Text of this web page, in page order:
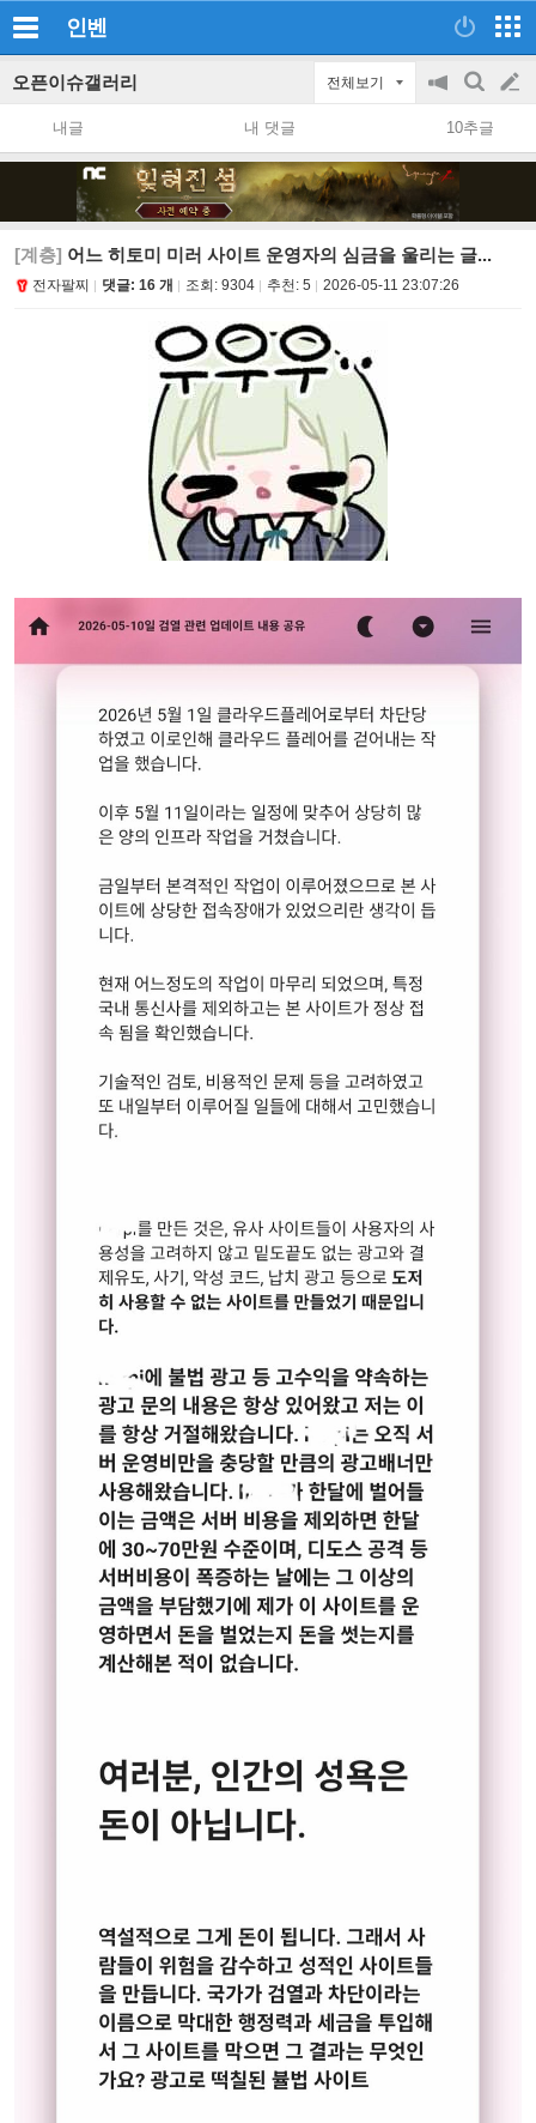
인벤
오픈이슈갤러리 전체보기
공
지
on/off
검
색
글
쓰
내글 내 댓글 10추글
[계층] 어느 히토미 미러 사이트 운영자의 심금을 울리는 글...
전자팔찌 댓글: 16 개 조회: 9304 추천: 5 2026-05-11 23:07:26